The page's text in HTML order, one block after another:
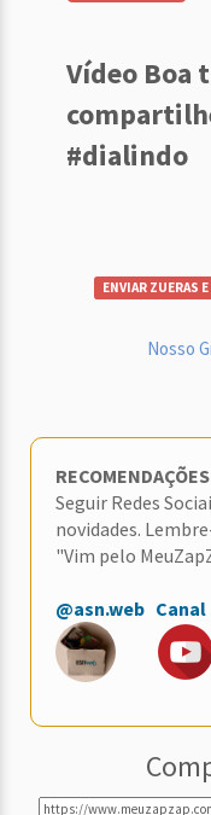
Vídeo Boa
#dialindo
ENVIAR ZUERAS
Nosso
RECOMENDAÇÕES
Seguir Redes
novidades.
"Vim pelo
@asn.web Canal